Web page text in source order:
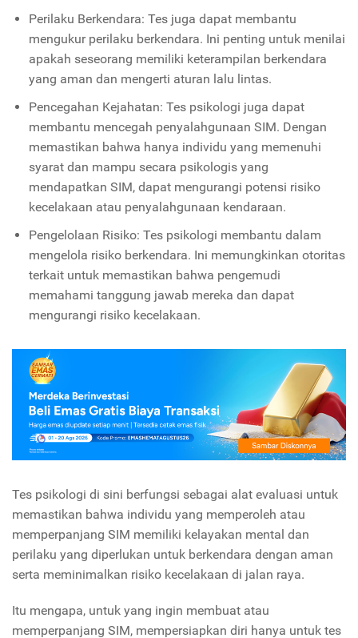
Perilaku Berkendara: Tes juga dapat membantu
mengukur perilaku berkendara. Ini penting untuk menilai
apakah seseorang memiliki keterampilan berkendara
yang aman dan mengerti aturan lalu lintas.
Pencegahan Kejahatan: Tes psikologi juga dapat
membantu mencegah penyalahgunaan SIM. Dengan
memastikan bahwa hanya individu yang memenuhi
syarat dan mampu secara psikologis yang
mendapatkan SIM, dapat mengurangi potensi risiko
kecelakaan atau penyalahgunaan kendaraan.
Pengelolaan Risiko: Tes psikologi membantu dalam
mengelola risiko berkendara. Ini memungkinkan otoritas
terkait untuk memastikan bahwa pengemudi
memahami tanggung jawab mereka dan dapat
mengurangi risiko kecelakaan.
Tes psikologi di sini berfungsi sebagai alat evaluasi untuk
memastikan bahwa individu yang memperoleh atau
memperpanjang SIM memiliki kelayakan mental dan
perilaku yang diperlukan untuk berkendara dengan aman
serta meminimalkan risiko kecelakaan di jalan raya.
Itu mengapa, untuk yang ingin membuat atau
memperpanjang SIM, mempersiapkan diri hanya untuk tes